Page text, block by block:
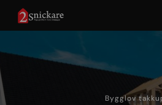
Bygglov